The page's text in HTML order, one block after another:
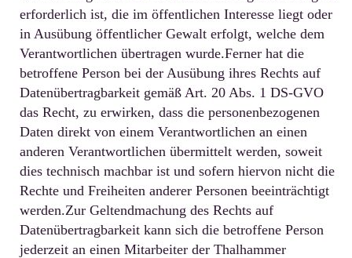
erforderlich ist, die im öffentlichen Interesse liegt oder
in Ausübung öffentlicher Gewalt erfolgt, welche dem
Verantwortlichen übertragen wurde.Ferner hat die
betroffene Person bei der Ausübung ihres Rechts auf
Datenübertragbarkeit gemäß Art. 20 Abs. 1 DS-GVO
das Recht, zu erwirken, dass die personenbezogenen
Daten direkt von einem Verantwortlichen an einen
anderen Verantwortlichen übermittelt werden, soweit
dies technisch machbar ist und sofern hiervon nicht die
Rechte und Freiheiten anderer Personen beeinträchtigt
werden.Zur Geltendmachung des Rechts auf
Datenübertragbarkeit kann sich die betroffene Person
jederzeit an einen Mitarbeiter der Thalhammer